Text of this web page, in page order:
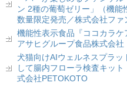
ン 2種の葡萄ゼリー」（機能
数量限定発売／株式会社ファ
機能性表示食品『ココカラ
アサヒグループ食品株式会社
犬猫向けAIウェルネスプラッ
して腸内フローラ検査キッ
式会社PETOKOTO